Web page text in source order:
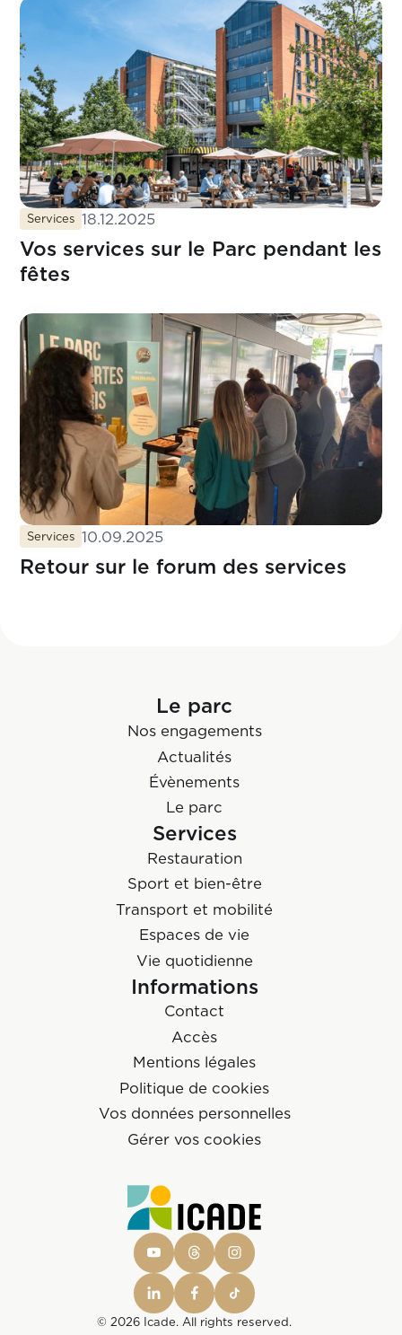
Services 18.12.2025
Vos services sur le Parc pendant les
fêtes
Services 10.09.2025
Retour sur le forum des services
© 2026 Icade. All rights reserved.
Le parc
Nos engagements
Actualités
Évènements
Le parc
Services
Restauration
Sport et bien-être
Transport et mobilité
Espaces de vie
Vie quotidienne
Informations
Contact
Accès
Mentions légales
Politique de cookies
Vos données personnelles
Gérer vos cookies